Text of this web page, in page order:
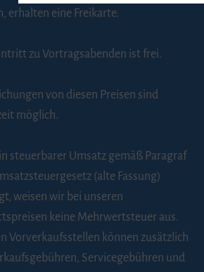
erhalten eine Freikarte.
zu Vortragsabenden ist frei.
von diesen Preisen sind
möglich.
steuerbarer Umsatz gemäß Paragraf
(alte Fassung)
weisen wir bei unseren
keine Mehrwertsteuer aus.
Vorverkaufsstellen können zusätzlich
Servicegebühren und